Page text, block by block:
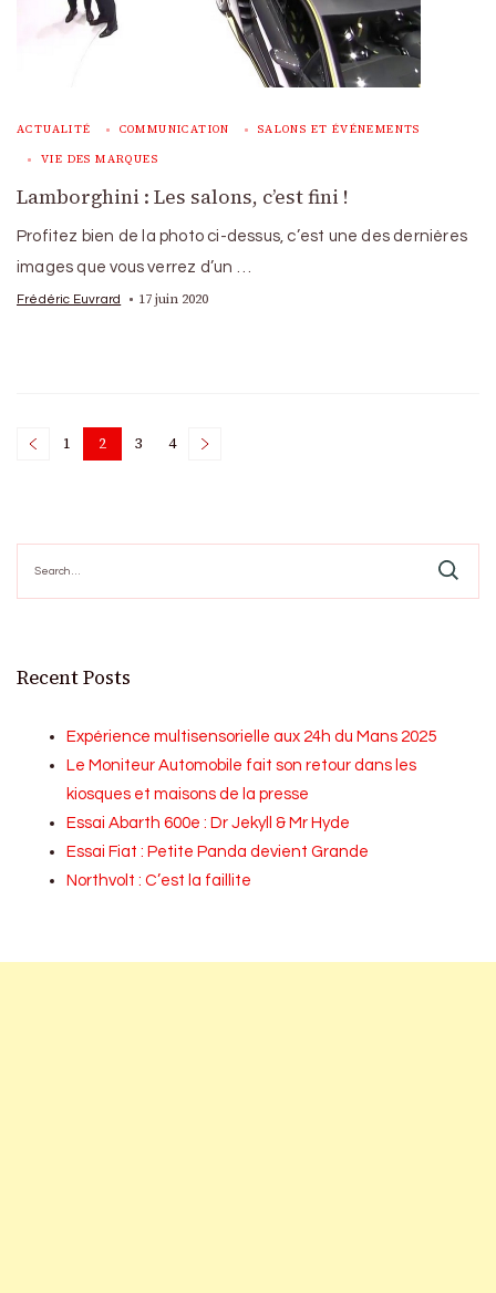
ACTUALITÉ COMMUNICATION SALONS ET ÉVÉNEMENTS
VIE DES MARQUES
Lamborghini : Les salons, c’est fini !
Profitez bien de la photo ci-dessus, c’est une des dernières
images que vous verrez d’un …
Frédéric Euvrard 17 juin 2020
Posts
Page
1 Page
2 Page
3 Page
4
for:
Recent Posts
Expérience multisensorielle aux 24h du Mans 2025
Le Moniteur Automobile fait son retour dans les
kiosques et maisons de la presse
Essai Abarth 600e : Dr Jekyll & Mr Hyde
Essai Fiat : Petite Panda devient Grande
Northvolt : C’est la faillite